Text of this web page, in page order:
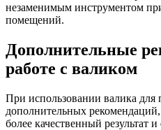
незаменимым инструментом
помещений.
Дополнительные
работе с валиком
При использовании валика для
дополнительных
более качественный результат